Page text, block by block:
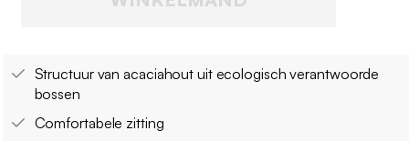
Structuur van acaciahout uit ecologisch verantwoorde
bossen
Comfortabele zitting